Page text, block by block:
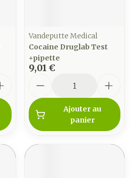
Vandeputte Medical
Cocaine Druglab Test
+pipette
9,01 €
Ajouter au
panier